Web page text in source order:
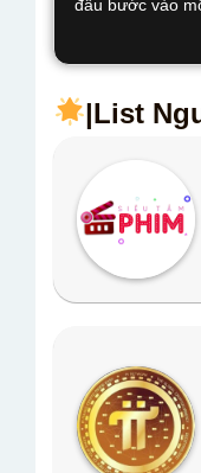
đầu bước vào
|List